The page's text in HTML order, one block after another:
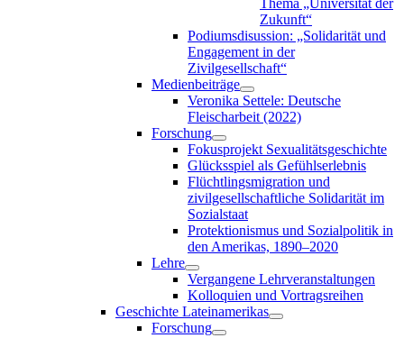
Zukunft“
Podiumsdisussion: „Solidarität und
Engagement in der
Zivilgesellschaft“
Medienbeiträge
Veronika Settele: Deutsche
Fleischarbeit (2022)
Forschung
Fokusprojekt Sexualitätsgeschichte
Glücksspiel als Gefühlserlebnis
Flüchtlingsmigration und
zivilgesellschaftliche Solidarität im
Sozialstaat
Protektionismus und Sozialpolitik in
den Amerikas, 1890–2020
Lehre
Vergangene Lehrveranstaltungen
Kolloquien und Vortragsreihen
Geschichte Lateinamerikas
Forschung